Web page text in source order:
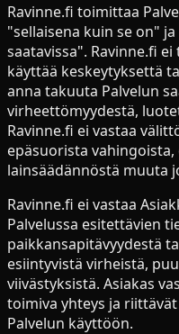
Ravinne.fi toimittaa
"sellaisena kuin se on"
saatavissa". Ravinne.fi
käyttää keskeytyksettä
anna takuuta Palvelun
virheettömyydestä,
Ravinne.fi ei vastaa
epäsuorista
lainsäädännöstä muuta
Ravinne.fi ei vastaa
Palvelussa esitettävien
paikkansapitävyydestä
esiintyvistä virheistä,
viivästyksistä. Asiakas
toimiva yhteys ja
Palvelun käyttöön.